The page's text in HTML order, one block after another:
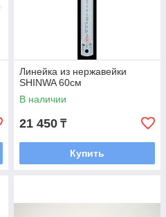
Линейка из нержавейки
SHINWA 60см
В наличии
21 450 ₸
Купить